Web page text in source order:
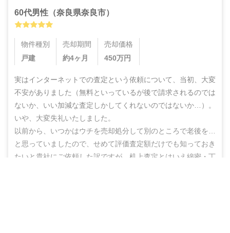
60代男性 （奈良県奈良市）
物件種別
戸建
売却期間
約4ヶ月
売却価格
450万円
実はインターネットでの査定という依頼について、当初、大変
不安がありました（無料といっているが後で請求されるのでは
ないか、いい加減な査定しかしてくれないのではないか…）。
いや、大変失礼いたしました。
以前から、いつかはウチを売却処分して別のところで老後を…
と思っていましたので、せめて評価査定額だけでも知っておき
たいと貴社にご依頼した訳ですが、机上査定とはいえ綿密・丁